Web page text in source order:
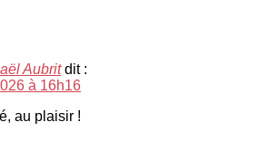
Aubrit dit :
à 16h16
au plaisir !